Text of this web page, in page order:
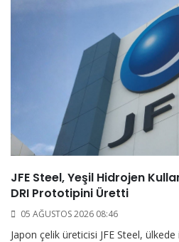
JFE Steel, Yeşil Hidrojen
DRI Prototipini Üretti
05 AĞUSTOS 2026 08:46
Japon çelik üreticisi JFE Steel,